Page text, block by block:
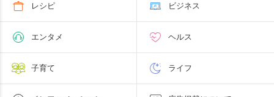
レシピ ビジネス
エンタメ ヘルス
子育て ライフ